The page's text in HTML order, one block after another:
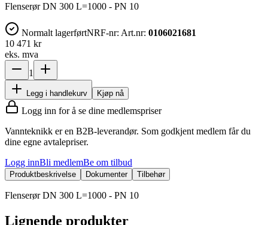
Flenserør DN 300 L=1000 - PN 10
Normalt lagerførtNRF-nr: Art.nr: 0106021681
10 471 kr
eks. mva
1
Legg i handlekurv Kjøp nå
Logg inn for å se dine medlemspriser
Vannteknikk er en B2B-leverandør. Som godkjent medlem får du
dine egne avtalepriser.
Logg innBli medlemBe om tilbud
Produktbeskrivelse Dokumenter Tilbehør
Flenserør DN 300 L=1000 - PN 10
Lignende produkter